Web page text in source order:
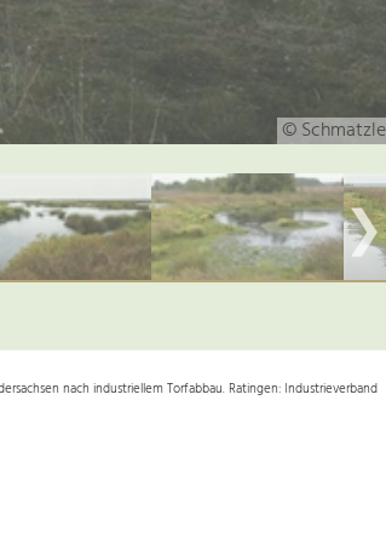
❯
nach industriellem Torfabbau. Ratingen: Industrieverband